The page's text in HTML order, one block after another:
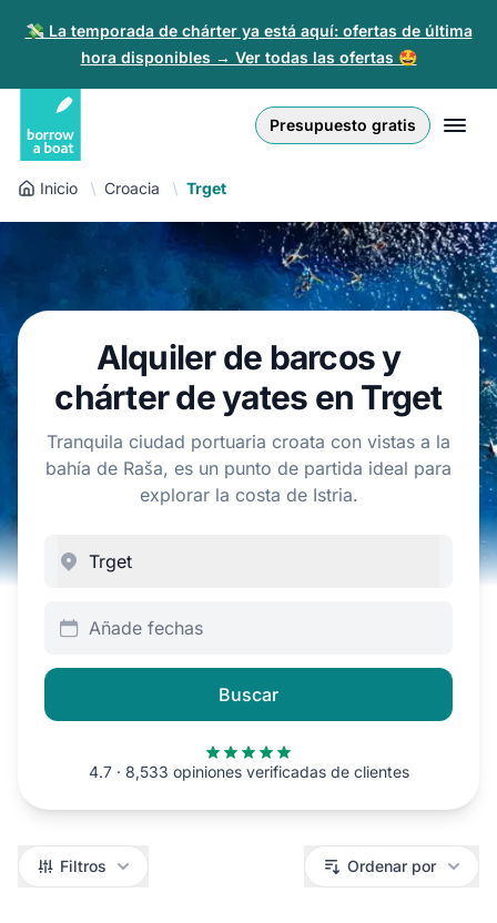
💸 La temporada de chárter ya está aquí: ofertas de última
hora disponibles → Ver todas las ofertas 🤩
Presupuesto gratis
Iniciar sesión
Regístrate
Para partners
Ayuda
€ EUR
Złoty
English (UK)
Nederlands
Español
Polski
Inicio Croacia Trget
Alquiler de barcos y
chárter de yates en Trget
Tranquila ciudad portuaria croata con vistas a la
bahía de Raša, es un punto de partida ideal para
explorar la costa de Istria.
Añade fechas
Buscar
4.7 · 8,533 opiniones verificadas de clientes
Filtros Filtros Ordenar por